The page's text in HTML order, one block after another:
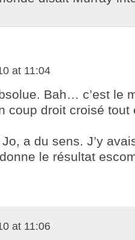
at 11:04
Bah… c’est le
coup droit croisé tout
a du sens. J’y
le résultat
at 11:06